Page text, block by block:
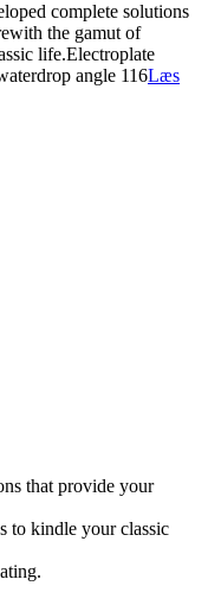
complete solutions
the gamut of
life.Electroplate
angle 116Læs
that provide your
to kindle your classic